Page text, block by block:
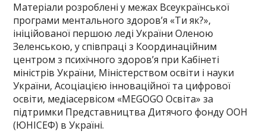
Матеріали розроблені у межах Всеукраїнської
програми мен­тального здоров’я «Ти як?»,
ініційованої першою леді України Оленою
Зеленською, у співпраці з Координаційним
центром з психічного здоров’я при Кабінеті
міністрів України, Міністер­ством освіти і науки
України, Асоціацією інноваційної та циф­рової
освіти, медіасервісом «MEGOGO Освіта» за
підтримки Представництва Дитячого фонду ООН
(ЮНІСЕФ) в Україні.